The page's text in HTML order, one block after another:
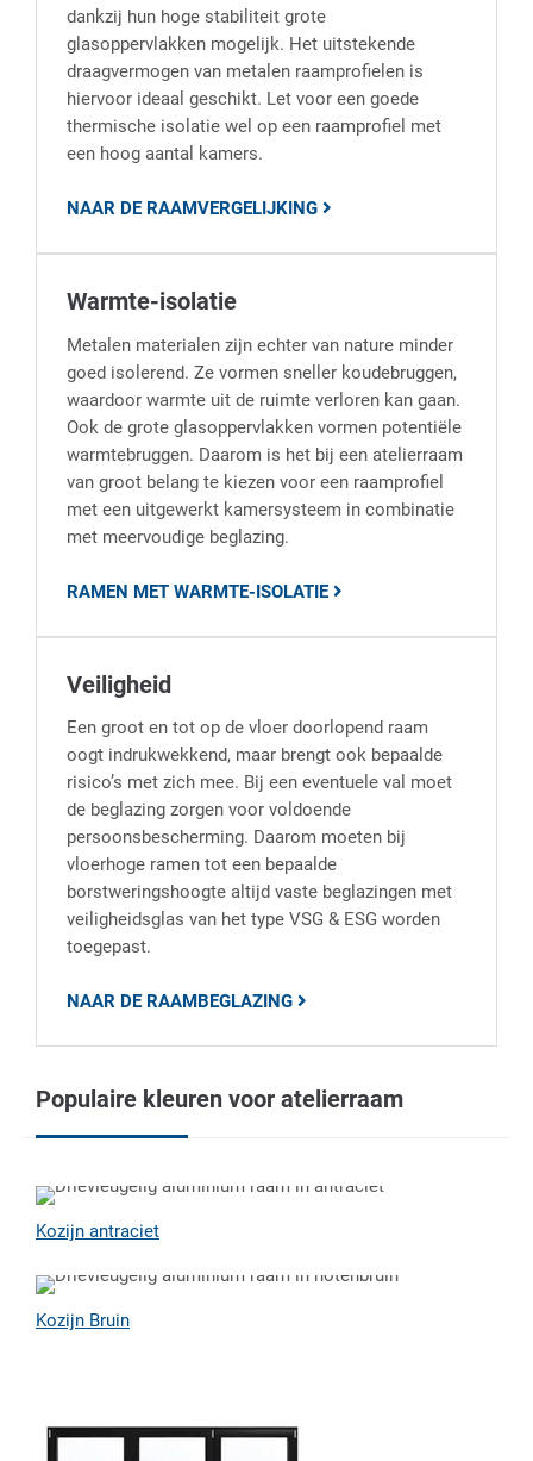
dankzij hun hoge stabiliteit grote
glasoppervlakken mogelijk. Het uitstekende
draagvermogen van metalen raamprofielen is
hiervoor ideaal geschikt. Let voor een goede
thermische isolatie wel op een raamprofiel met
een hoog aantal kamers.
NAAR DE RAAMVERGELIJKING
Warmte-isolatie
Metalen materialen zijn echter van nature minder
goed isolerend. Ze vormen sneller koudebruggen,
waardoor warmte uit de ruimte verloren kan gaan.
Ook de grote glasoppervlakken vormen potentiële
warmtebruggen. Daarom is het bij een atelierraam
van groot belang te kiezen voor een raamprofiel
met een uitgewerkt kamersysteem in combinatie
met meervoudige beglazing.
RAMEN MET WARMTE-ISOLATIE
Veiligheid
Een groot en tot op de vloer doorlopend raam
oogt indrukwekkend, maar brengt ook bepaalde
risico’s met zich mee. Bij een eventuele val moet
de beglazing zorgen voor voldoende
persoonsbescherming. Daarom moeten bij
vloerhoge ramen tot een bepaalde
borstweringshoogte altijd vaste beglazingen met
veiligheidsglas van het type VSG & ESG worden
toegepast.
NAAR DE RAAMBEGLAZING
Populaire kleuren voor atelierraam
Kozijn antraciet
Kozijn Bruin